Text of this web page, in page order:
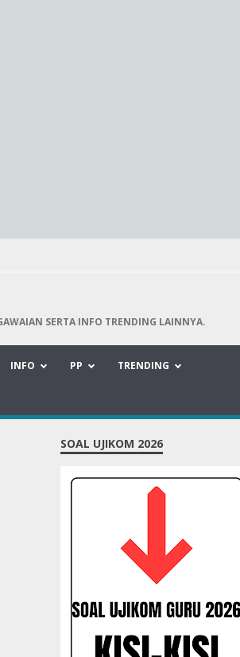
SERTA INFO TRENDING LAINNYA.
INFO PP TRENDING
SOAL UJIKOM 2026